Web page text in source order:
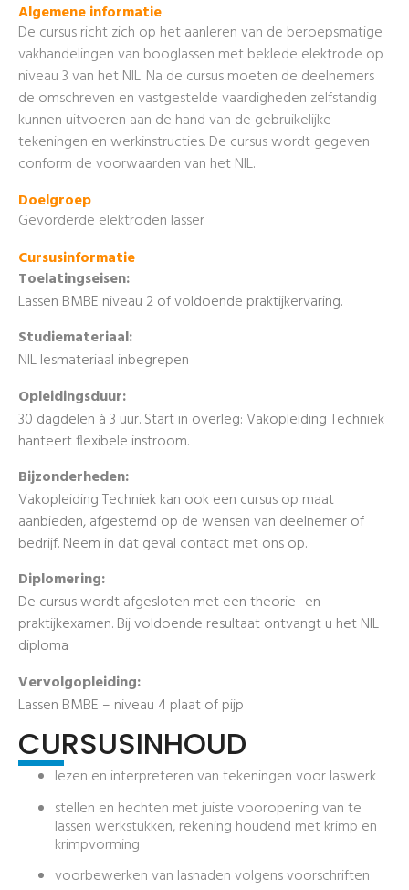
Algemene informatie
De cursus richt zich op het aanleren van de beroepsmatige
vakhandelingen van booglassen met beklede elektrode op
niveau 3 van het NIL. Na de cursus moeten de deelnemers
de omschreven en vastgestelde vaardigheden zelfstandig
kunnen uitvoeren aan de hand van de gebruikelijke
tekeningen en werkinstructies. De cursus wordt gegeven
conform de voorwaarden van het NIL.
Doelgroep
Gevorderde elektroden lasser
Cursusinformatie
Toelatingseisen:
Lassen BMBE niveau 2 of voldoende praktijkervaring.
Studiemateriaal:
NIL lesmateriaal inbegrepen
Opleidingsduur:
30 dagdelen à 3 uur. Start in overleg: Vakopleiding Techniek
hanteert flexibele instroom.
Bijzonderheden:
Vakopleiding Techniek kan ook een cursus op maat
aanbieden, afgestemd op de wensen van deelnemer of
bedrijf. Neem in dat geval contact met ons op.
Diplomering:
De cursus wordt afgesloten met een theorie- en
praktijkexamen. Bij voldoende resultaat ontvangt u het NIL
diploma
Vervolgopleiding:
Lassen BMBE – niveau 4 plaat of pijp
CURSUSINHOUD
lezen en interpreteren van tekeningen voor laswerk
stellen en hechten met juiste vooropening van te
lassen werkstukken, rekening houdend met krimp en
krimpvorming
voorbewerken van lasnaden volgens voorschriften